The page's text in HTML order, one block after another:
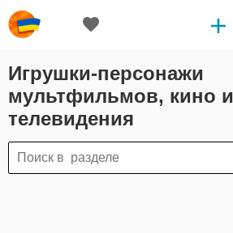
Игрушки-персонажи
мультфильмов, кино и
телевидения